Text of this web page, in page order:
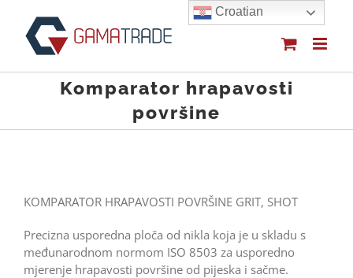
content
Komparator hrapavosti
površine
KOMPARATOR HRAPAVOSTI POVRŠINE GRIT, SHOT
Precizna usporedna ploča od nikla koja je u skladu s
međunarodnom normom ISO 8503 za usporedno
mjerenje hrapavosti površine od pijeska i sačme.
Croatian